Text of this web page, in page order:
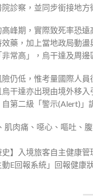
診察，並同步銜接地方
峰期，實際致死率恐
藥，加上當地政局動
常高」，烏干達及周
仍低，惟考量國際人
干達亦出現由境外移
第二級「警示(Alert)
肉痛、噁心、嘔吐、
】入境旅客自主健康
E回報系統」回報健